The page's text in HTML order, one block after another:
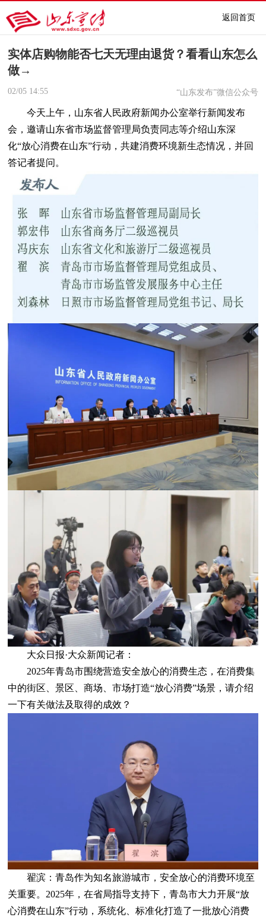
返回首页
实体店购物能否七天无理由退货？看看山东怎么
做→
02/05 14:55 “山东发布”微信公众号
今天上午，山东省人民政府新闻办公室举行新闻发布
会，邀请山东省市场监督管理局负责同志等介绍山东深
化“放心消费在山东”行动，共建消费环境新生态情况，并回
答记者提问。
大众日报·大众新闻记者：
2025年青岛市围绕营造安全放心的消费生态，在消费集
中的街区、景区、商场、市场打造“放心消费”场景，请介绍
一下有关做法及取得的成效？
翟滨：青岛作为知名旅游城市，安全放心的消费环境至
关重要。2025年，在省局指导支持下，青岛市大力开展“放
心消费在山东”行动，系统化、标准化打造了一批放心消费